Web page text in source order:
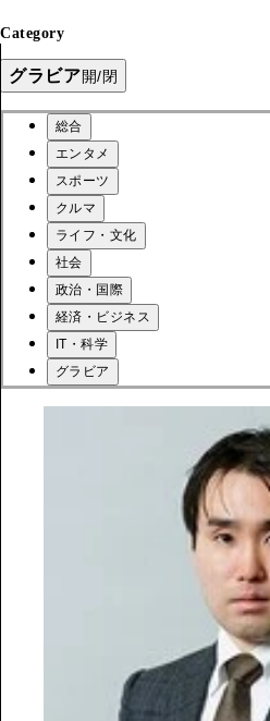
Category
グラビア開/閉
総合
エンタメ
スポーツ
クルマ
ライフ・文化
社会
政治・国際
経済・ビジネス
IT・科学
グラビア